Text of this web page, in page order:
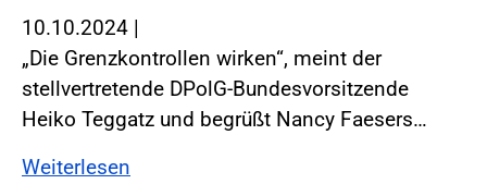
10.10.2024 |
„Die Grenzkontrollen wirken“, meint der
stellvertretende DPolG-Bundesvorsitzende
Heiko Teggatz und begrüßt Nancy Faesers…
Weiterlesen